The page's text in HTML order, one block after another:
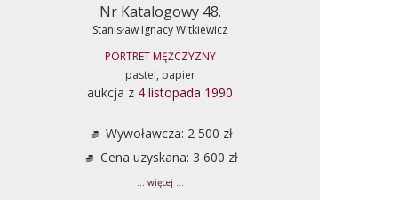
Nr Katalogowy 48.
Stanisław Ignacy Witkiewicz
PORTRET MĘŻCZYZNY
pastel, papier
aukcja z 4 listopada 1990
Wywoławcza: 2 500 zł
Cena uzyskana: 3 600 zł
... więcej ...